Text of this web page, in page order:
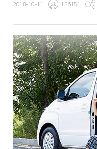
2018-10-11 156151